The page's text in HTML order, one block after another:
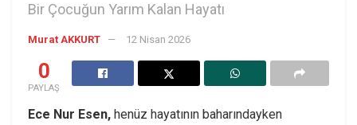
Bir Çocuğun Yarım Kalan Hayatı
Murat AKKURT 12 Nisan 2026
0
PAYLAŞ
Ece Nur Esen, henüz hayatının baharındayken